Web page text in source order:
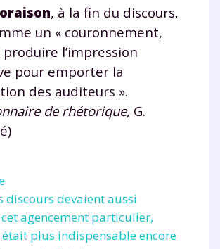
, à la fin du discours,
un « couronnement,
produire l’impression
pour emporter la
des auditeurs ».
de rhétorique, G.
discours devaient aussi
agencement particulier,
plus indispensable encore
réussir votre
scolaire ?
gratuitement
de soutien
!
de cours et vidéos,exercices